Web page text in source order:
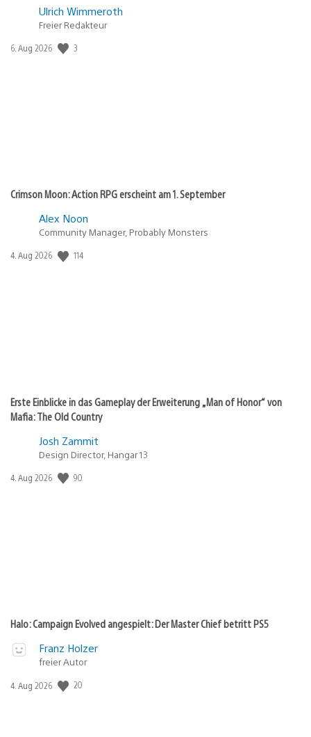
Ulrich Wimmeroth
Freier Redakteur
Veröffentlichungsdatum:
6. Aug 2026 3
Crimson Moon: Action RPG erscheint am 1. September
Alex Noon
Community Manager, Probably Monsters
Veröffentlichungsdatum:
4. Aug 2026 114
Erste Einblicke in das Gameplay der Erweiterung „Man of Honor“ von
Mafia: The Old Country
Josh Zammit
Design Director, Hangar 13
Veröffentlichungsdatum:
4. Aug 2026 90
Halo: Campaign Evolved angespielt: Der Master Chief betritt PS5
Franz Holzer
freier Autor
Veröffentlichungsdatum:
4. Aug 2026 20